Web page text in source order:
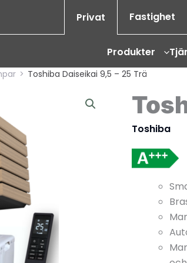
Privat Fastighet
Produkter
> Toshiba Daiseikai 9,5 – 25 Trä
Toshiba